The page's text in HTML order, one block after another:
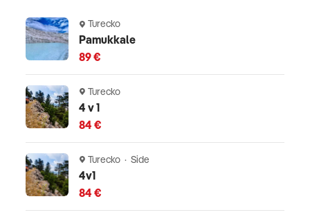
Turecko
Pamukkale
89 €
Turecko
4 v 1
84 €
Turecko · Side
4v1
84 €